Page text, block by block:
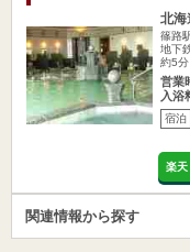
北海
篠路
地下
約5分
営業
入浴
宿泊
楽天
関連情報から探す